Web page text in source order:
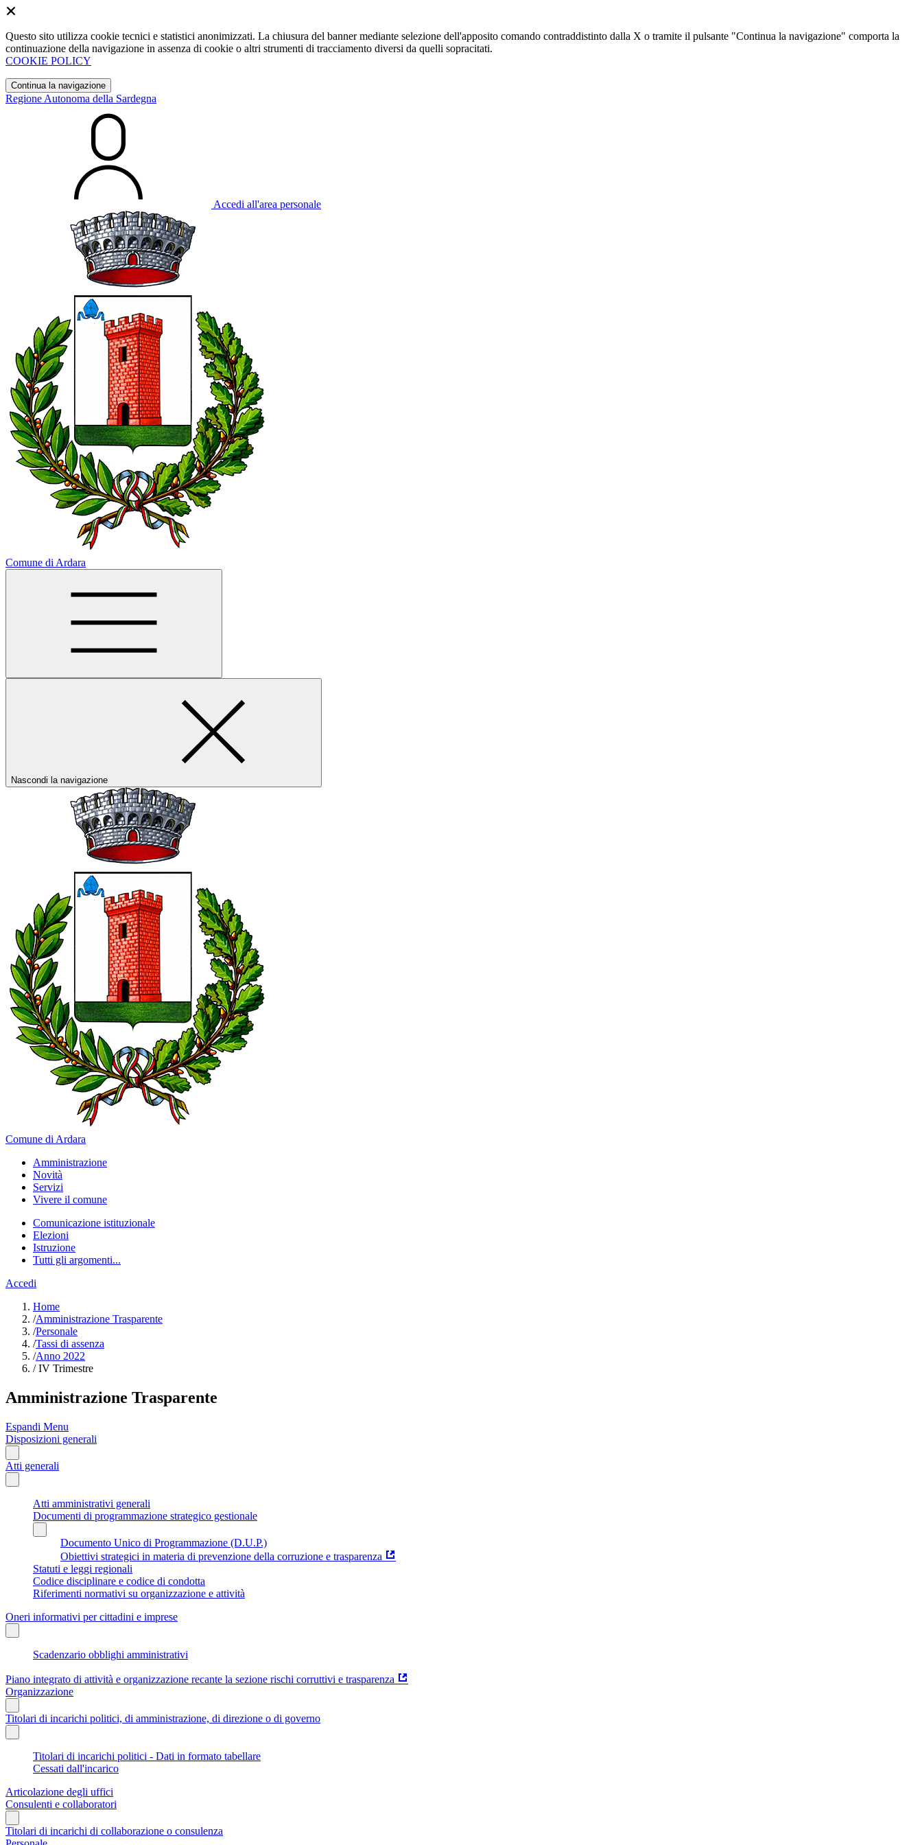
Questo sito utilizza cookie tecnici e statistici anonimizzati. La chiusura del banner mediante selezione dell'apposito comando contraddistinto dalla X o tramite il pulsante "Continua la navigazione" comporta la
continuazione della navigazione in assenza di cookie o altri strumenti di tracciamento diversi da quelli sopracitati.
COOKIE POLICY
Continua la navigazione
Regione Autonoma della Sardegna
Accedi all'area personale
Comune di Ardara
Nascondi la navigazione
Comune di Ardara
Amministrazione
Novità
Servizi
Vivere il comune
Comunicazione istituzionale
Elezioni
Istruzione
Tutti gli argomenti...
Accedi
Home
/Amministrazione Trasparente
/Personale
/Tassi di assenza
/Anno 2022
/IV Trimestre
Amministrazione Trasparente
Espandi Menu
Disposizioni generali
Atti generali
Atti amministrativi generali
Documenti di programmazione strategico gestionale
Documento Unico di Programmazione (D.U.P.)
Obiettivi strategici in materia di prevenzione della corruzione e trasparenza
Statuti e leggi regionali
Codice disciplinare e codice di condotta
Riferimenti normativi su organizzazione e attività
Oneri informativi per cittadini e imprese
Scadenzario obblighi amministrativi
Piano integrato di attività e organizzazione recante la sezione rischi corruttivi e trasparenza
Organizzazione
Titolari di incarichi politici, di amministrazione, di direzione o di governo
Titolari di incarichi politici - Dati in formato tabellare
Cessati dall'incarico
Articolazione degli uffici
Consulenti e collaboratori
Titolari di incarichi di collaborazione o consulenza